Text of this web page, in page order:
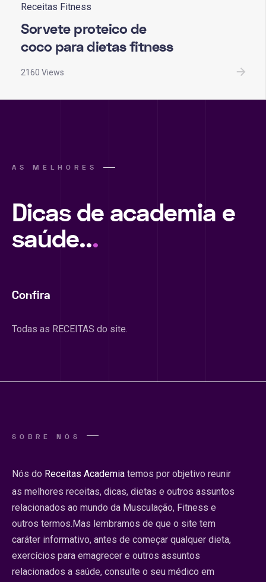
Receitas Fitness
Sorvete proteico de
coco para dietas fitness
2160 Views
AS MELHORES
Dicas de academia e
saúde...
Confira
Todas as RECEITAS do site.
SOBRE NÓS
Nós do Receitas Academia temos por objetivo reunir
as melhores receitas, dicas, dietas e outros assuntos
relacionados ao mundo da Musculação, Fitness e
outros termos.Mas lembramos de que o site tem
caráter informativo, antes de começar qualquer dieta,
exercícios para emagrecer e outros assuntos
relacionados a saúde, consulte o seu médico em